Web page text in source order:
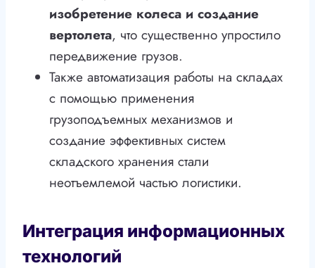
изобретение колеса и создание
вертолета, что существенно упростило
передвижение грузов.
Также автоматизация работы на складах
с помощью применения
грузоподъемных механизмов и
создание эффективных систем
складского хранения стали
неотъемлемой частью логистики.
Интеграция информационных
технологий